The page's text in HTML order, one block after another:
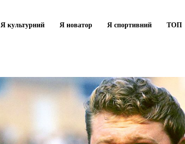
Я культурний Я новатор Я спортивний ТОП